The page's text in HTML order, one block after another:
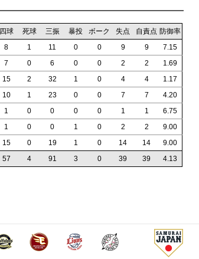
四球 死球 三振 暴投 ボーク 失点 自責点 防御率
8 1 11 0 0 9 9
7.15
7 0 6 0 0 2 2
1.69
15 2 32 1 0 4 4
1.17
10 1 23 0 0 7 7
4.20
1 0 0 0 0 1 1
6.75
1 0 0 1 0 2 2
9.00
15 0 19 1 0 14 14
9.00
57 4 91 3 0 39 39 4.13